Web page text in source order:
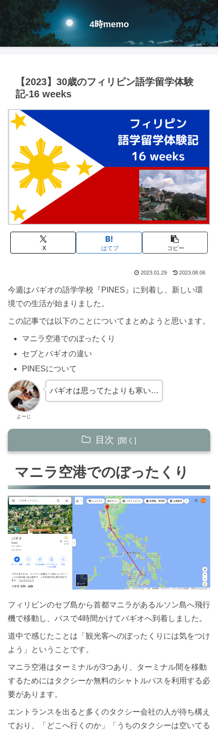
4時memo
【2023】30歳のフィリピン語学留学体験
記-16 weeks
X はてブ コピー
2023.01.29 2023.08.06
今週はバギオの語学学校『PINES』に到着し、新しい環
境での生活が始まりました。
この記事では以下のことについてまとめようと思います。
マニラ空港でのぼったくり
セブとバギオの違い
PINESについて
よーじ
バギオは思ってたよりも寒い…
目次
マニラ空港でのぼったくり
セブとバギオの違いについて
PINESについて
【まとめ】英語を学ぶ環境には最適
フィリピン語学留学体験記のまとめ記事
マニラ空港でのぼったくり
フィリピンのセブ島から首都マニラがあるルソン島へ飛行
機で移動し、バスで4時間かけてバギオへ到着しました。
道中で感じたことは「観光客へのぼったくりには気をつけ
よう」ということです。
マニラ空港はターミナルが3つあり、ターミナル間を移動
するためにはタクシーか無料のシャトルバスを利用する必
要があります。
エントランスを出ると多くのタクシー会社の人が待ち構え
ており、「どこへ行くのか」「うちのタクシーは空いてる